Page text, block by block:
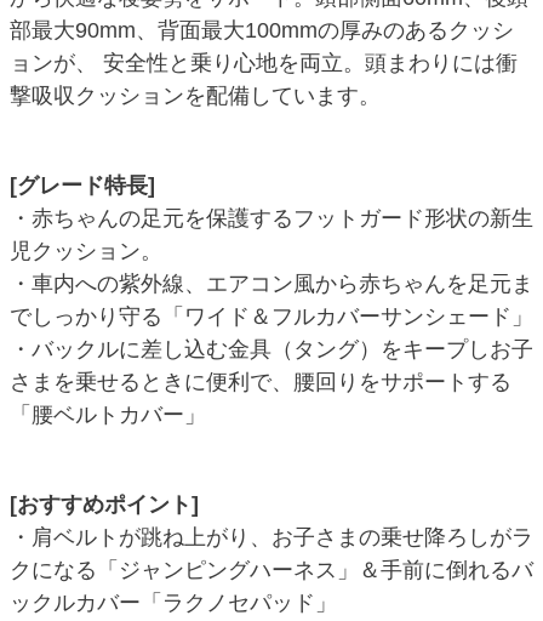
部最大90mm、背面最大100mmの厚みのあるクッシ
ョンが、 安全性と乗り心地を両立。頭まわりには衝
撃吸収クッションを配備しています。
[グレード特長]
・赤ちゃんの足元を保護するフットガード形状の新生
児クッション。
・車内への紫外線、エアコン風から赤ちゃんを足元ま
でしっかり守る「ワイド＆フルカバーサンシェード」
・バックルに差し込む金具（タング）をキープしお子
さまを乗せるときに便利で、腰回りをサポートする
「腰ベルトカバー」
[おすすめポイント]
・肩ベルトが跳ね上がり、お子さまの乗せ降ろしがラ
クになる「ジャンピングハーネス」＆手前に倒れるバ
ックルカバー「ラクノセパッド」